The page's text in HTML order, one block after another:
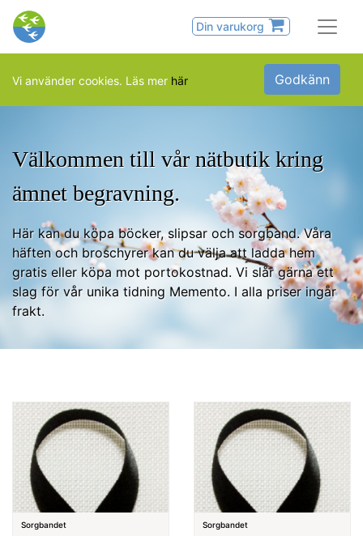
Din varukorg
Vi använder cookies. Läs mer här Godkänn
Välkommen till vår nätbutik kring
ämnet begravning.
Här kan du köpa böcker, slipsar och sorgband. Våra
häften och broschyrer kan du välja att ladda hem
gratis eller köpa mot portokostnad. Vi slår gärna ett
slag för vår unika tidning Memento. I alla priser ingår
frakt.
Sorgbandet
Sorgbandet